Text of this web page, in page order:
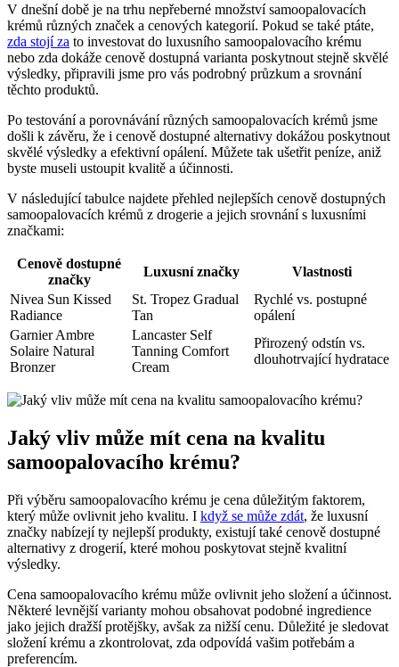
V dnešní době je na trhu nepřeberné množství samoopalovacích
krémů různých značek a cenových kategorií. Pokud se také ptáte,
zda stojí za to investovat do luxusního samoopalovacího krému
nebo zda dokáže cenově dostupná varianta poskytnout stejně skvělé
výsledky, připravili jsme pro vás podrobný průzkum a srovnání
těchto produktů.
Po testování a porovnávání různých samoopalovacích krémů jsme
došli k závěru, že i cenově dostupné alternativy dokážou poskytnout
skvělé výsledky a efektivní opálení. Můžete tak ušetřit peníze, aniž
byste museli ustoupit kvalitě a účinnosti.
V následující tabulce najdete přehled nejlepších cenově dostupných
samoopalovacích krémů z drogerie a jejich srovnání s luxusními
značkami:
Cenově dostupné
značky
Luxusní značky
Vlastnosti
Nivea Sun Kissed
Radiance
St. Tropez Gradual
Tan
Rychlé vs. postupné
opálení
Garnier Ambre
Solaire Natural
Bronzer
Lancaster Self
Tanning Comfort
Cream
Přirozený odstín vs.
dlouhotrvající hydratace
Jaký vliv může mít cena na kvalitu
samoopalovacího krému?
Při výběru samoopalovacího krému je cena důležitým faktorem,
který může ovlivnit jeho kvalitu. I když se může zdát, že luxusní
značky nabízejí ty nejlepší produkty, existují také cenově dostupné
alternativy z drogerií, které mohou poskytovat stejně kvalitní
výsledky.
Cena samoopalovacího krému může ovlivnit jeho složení a účinnost.
Některé levnější varianty mohou obsahovat podobné ingredience
jako jejich dražší protějšky, avšak za nižší cenu. Důležité je sledovat
složení krému a zkontrolovat, zda odpovídá vašim potřebám a
preferencím.